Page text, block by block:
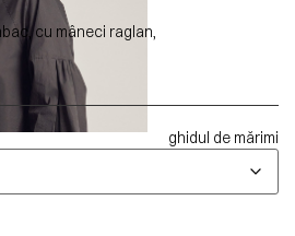
cu mâneci raglan,
ghidul de mărimi